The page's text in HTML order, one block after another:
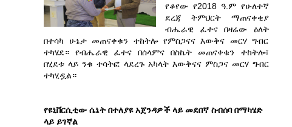
የቆየው የ2018 ዓ.ም የሁለተኛ
ደረጃ ትምህርት ማጠናቀቂያ
ብሔራዊ ፈተና በዛሬው ዕለት
በተሳካ ሁኔታ መጠናቀቁን ተከትሎ የምስጋናና እውቅና መርሃ ግብር
ተካሄደ። የብሔራዊ ፈተና በሰላምና በስኬት መጠናቀቁን ተከትሎ፣
በሂደቱ ላይ ንቁ ተሳትፎ ላደረጉ አካላት እውቅናና ምስጋና መርሃ ግብር
ተካሂዷል።
የዩኒቨርሲቲው ሴኔት በተለያዩ አጀንዳዎች ላይ መደበኛ ስብሰባ በማካሄድ
ላይ ይገኛል